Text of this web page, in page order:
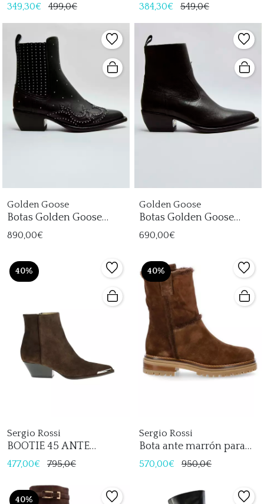
349,30€ 499,0€ 384,30€ 549,0€
Golden Goose
Botas Golden Goose
Debbie Mujer
890,00€
Golden Goose
Botas Golden Goose
Debbie Mujer
690,00€
40%
Sergio Rossi
BOOTIE 45 ANTE
MARRON
477,00€ 795,0€
40%
Sergio Rossi
Bota ante marrón para
mujer
570,00€ 950,0€
40%